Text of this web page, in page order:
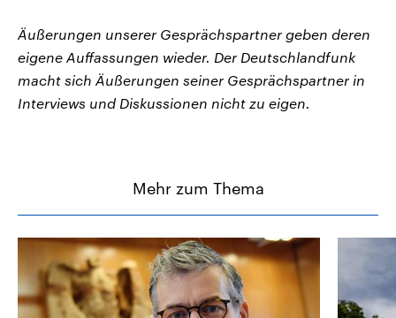
Äußerungen unserer Gesprächspartner geben deren
eigene Auffassungen wieder. Der Deutschlandfunk
macht sich Äußerungen seiner Gesprächspartner in
Interviews und Diskussionen nicht zu eigen.
Mehr zum Thema